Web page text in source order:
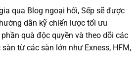
qua Blog ngoại hối, Sếp sẽ được
dẫn kỹ chiến lược tối ưu
quà độc quyền và theo dõi các
từ các sàn lớn như Exness, HFM,